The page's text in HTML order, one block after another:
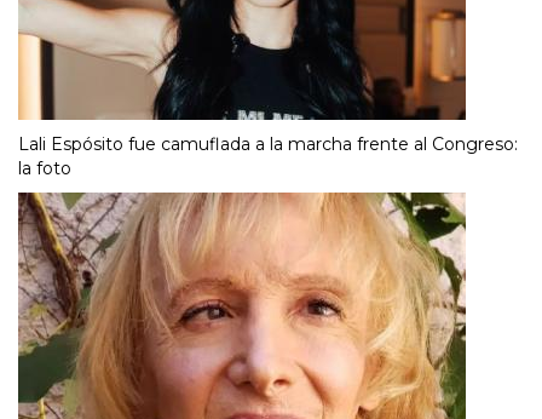
Lali Espósito fue camuflada a la marcha frente al Congreso:
la foto